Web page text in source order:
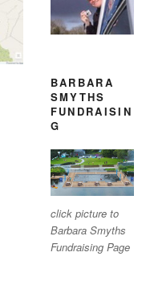
BARBARA
SMYTHS
FUNDRAISIN
G
click picture to
Barbara Smyths
Fundraising Page